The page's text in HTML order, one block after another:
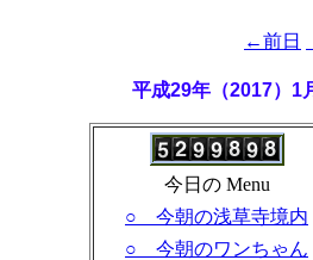
←前日
平成29年（2017）
今日の Menu
○ 今朝の浅草寺境内
○ 今朝のワンちゃん